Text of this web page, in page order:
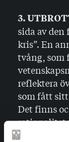
3.
sida av den
kris”. En
tvång, som
reflektera
som fått
Det finns
modern